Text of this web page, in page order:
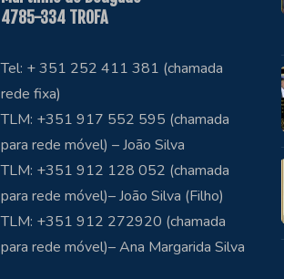
4785-334 TROFA
Tel: + 351 252 411 381 (chamada
rede fixa)
TLM: +351 917 552 595 (chamada
para rede móvel) – João Silva
TLM: +351 912 128 052 (chamada
para rede móvel)– João Silva (Filho)
TLM: +351 912 272920 (chamada
para rede móvel)– Ana Margarida Silva